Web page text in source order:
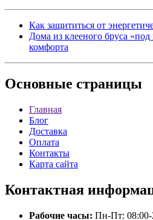
Как защититься от
Дома из клееного бруса
комфорта
Основные страницы
Главная
Блог
Доставка
Оплата
Контакты
Карта сайта
Контактная
Рабочие часы: Пн-Пт: 08:00-